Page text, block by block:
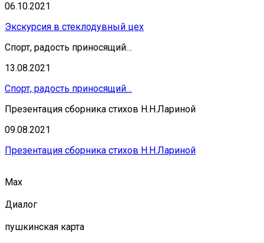
06.10.2021
Экскурсия в стеклодувный цех
Спорт, радость приносящий…
13.08.2021
Спорт, радость приносящий…
Презентация сборника стихов Н.Н.Лариной
09.08.2021
Презентация сборника стихов Н.Н.Лариной
Мах
Диалог
пушкинская карта